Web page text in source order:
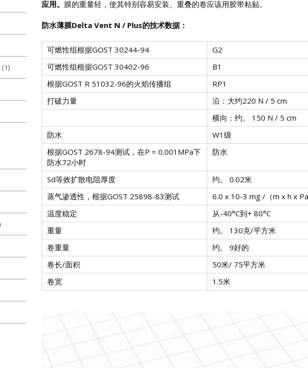
1
应用。 膜的重量轻，使其特别容易安装。重叠的卷应该用胶带粘贴。
防水薄膜Delta Vent N / Plus的技术数据：
可燃性组根据GOST 30244-94
G2
可燃性组根据GOST 30402-96
B1
根据GOST R 51032-96的火焰传播组
RP1
打破力量
沿：大约220 N / 5 cm
横向：约。 150 N / 5 cm
防水
W1级
根据GOST 2678-94测试，在P = 0.001MPa下
防水72小时
防水
Sd等效扩散电阻厚度
约。 0.02米
蒸气渗透性，根据GOST 25898-83测试
6.0 x 10-3 mg /（m x h x
温度稳定
从-40°C到+ 80°C
重量
约。 130克/平方米
卷重量
约。 9好的
卷长/面积
50米/ 75平方米
卷宽
1.5米